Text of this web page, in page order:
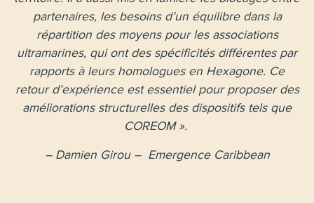
partenaires, les besoins d’un équilibre dans la
répartition des moyens pour les associations
ultramarines, qui ont des spécificités différentes par
rapports à leurs homologues en Hexagone. Ce
retour d’expérience est essentiel pour proposer des
améliorations structurelles des dispositifs tels que
COREOM ».
– Damien Girou – Emergence Caribbean